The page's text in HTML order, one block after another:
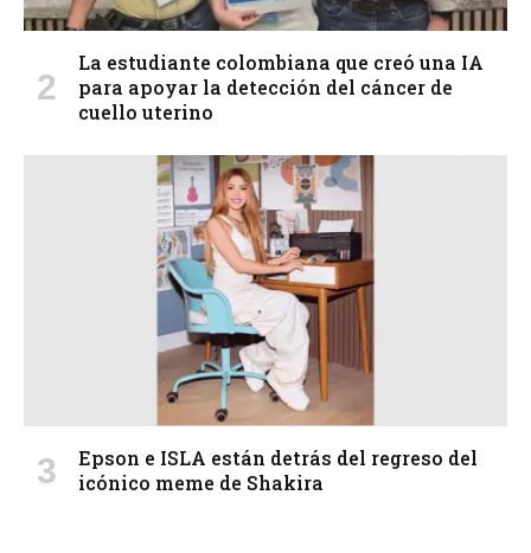
La estudiante colombiana que creó una IA
para apoyar la detección del cáncer de
cuello uterino
Epson e ISLA están detrás del regreso del
icónico meme de Shakira